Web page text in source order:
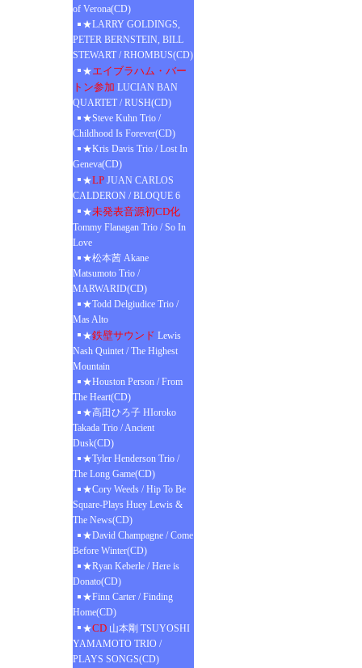
of Verona(CD)
★LARRY GOLDINGS,
PETER BERNSTEIN, BILL
STEWART / RHOMBUS(CD)
★エイブラハム・バー
トン参加 LUCIAN BAN
QUARTET / RUSH(CD)
★Steve Kuhn Trio /
Childhood Is Forever(CD)
★Kris Davis Trio / Lost In
Geneva(CD)
★LP JUAN CARLOS
CALDERON / BLOQUE 6
★未発表音源初CD化
Tommy Flanagan Trio / So In
Love
★松本茜 Akane
Matsumoto Trio /
MARWARID(CD)
★Todd Delgiudice Trio /
Mas Alto
★鉄壁サウンド Lewis
Nash Quintet / The Highest
Mountain
★Houston Person / From
The Heart(CD)
★高田ひろ子 HIoroko
Takada Trio / Ancient
Dusk(CD)
★Tyler Henderson Trio /
The Long Game(CD)
★Cory Weeds / Hip To Be
Square-Plays Huey Lewis &
The News(CD)
★David Champagne / Come
Before Winter(CD)
★Ryan Keberle / Here is
Donato(CD)
★Finn Carter / Finding
Home(CD)
★CD 山本剛 TSUYOSHI
YAMAMOTO TRIO /
PLAYS SONGS(CD)